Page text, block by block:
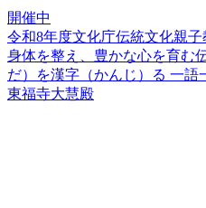
開催中
令和8年度文化庁伝統文化親
身体を整え、豊かな心を育む
だ）を漢字（かんじ）る 一
東福寺大慧殿